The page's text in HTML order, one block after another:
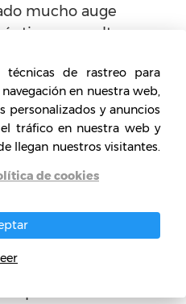
mucho auge
tiene una alta
cumplir algunos
local, sea propio o
las personas
y acceso amplio al
es que el estudio
y la opción
técnicas de rastreo para
en nuestra web,
personalizados y anuncios
tráfico en nuestra web y
llegan nuestros visitantes.
de cookies